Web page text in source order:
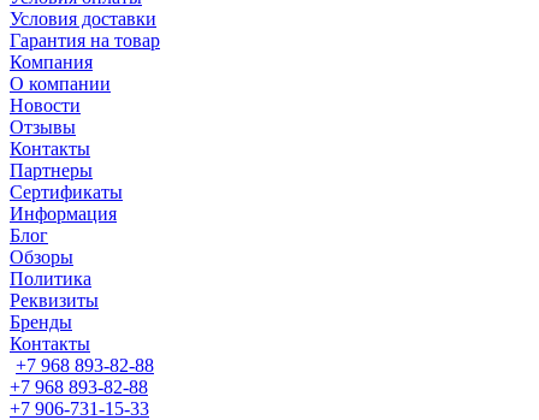
Условия доставки
Гарантия на товар
Компания
О компании
Новости
Отзывы
Контакты
Партнеры
Сертификаты
Информация
Блог
Обзоры
Политика
Реквизиты
Бренды
Контакты
+7 968 893-82-88
+7 968 893-82-88
+7 906-731-15-33